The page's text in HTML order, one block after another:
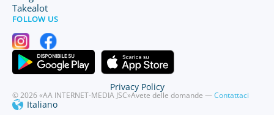
Takealot
FOLLOW US
© 2026 «AA INTERNET-MEDIA JSC»Avete delle domande —Contattaci
Italiano
Privacy Policy